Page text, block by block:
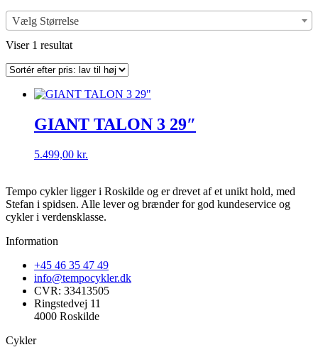
Vælg Størrelse
Viser 1 resultat
GIANT TALON 3 29″
5.499,00 kr.
Tempo cykler ligger i Roskilde og er drevet af et unikt hold, med
Stefan i spidsen. Alle lever og brænder for god kundeservice og
cykler i verdensklasse.
Information
+45 46 35 47 49
info@tempocykler.dk
CVR: 33413505
Ringstedvej 11
4000 Roskilde
Cykler